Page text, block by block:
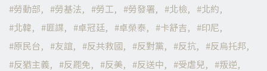
勞動部
勞基法 勞工 勞發署 北檢
北約
北韓
匪諜 卓冠廷 卓榮泰 卡舒吉
印尼
原民台
友誼 反共救國 反對黨 反抗
反烏托邦
反猶主義
反罷免 反美 反送中 受虐兒
叛逆